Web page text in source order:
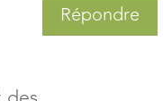
Répondre